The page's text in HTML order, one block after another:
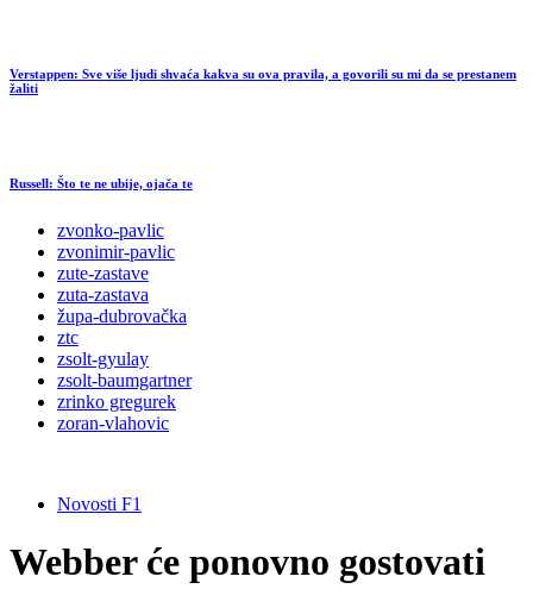
Verstappen: Sve više ljudi shvaća kakva su ova pravila, a govorili su mi da se prestanem
žaliti
Russell: Što te ne ubije, ojača te
zvonko-pavlic
zvonimir-pavlic
zute-zastave
zuta-zastava
župa-dubrovačka
ztc
zsolt-gyulay
zsolt-baumgartner
zrinko gregurek
zoran-vlahovic
Novosti F1
Webber će ponovno gostovati